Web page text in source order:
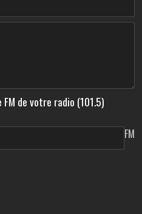
de votre radio (101.5)
FM